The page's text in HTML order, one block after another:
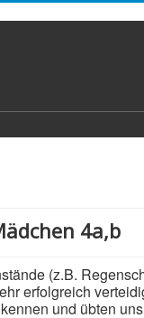
4a,b
(z.B.
erfolgreich
und übten